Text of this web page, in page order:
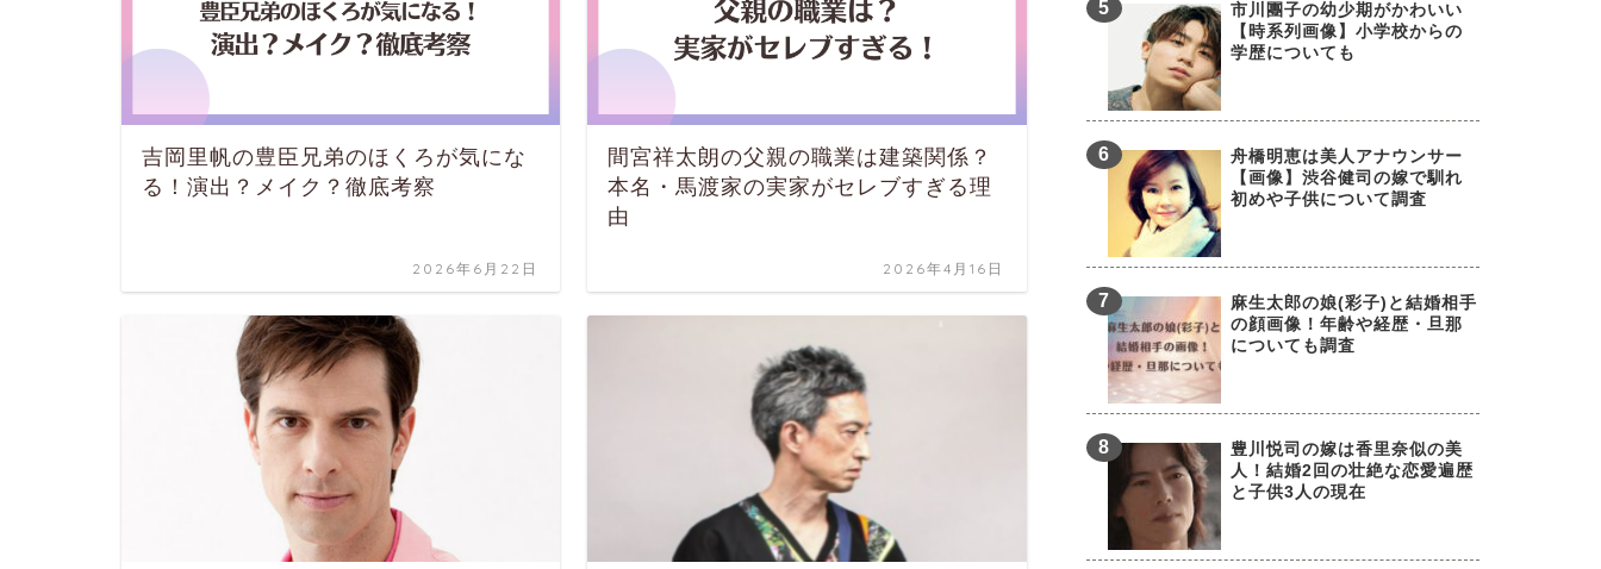
吉岡里帆の豊臣兄弟のほくろが気にな
る！演出？メイク？徹底考察
2026年6月22日
間宮祥太朗の父親の職業は建築関係？
本名・馬渡家の実家がセレブすぎる理
由
2026年4月16日
市川團子の幼少期がかわいい
【時系列画像】小学校からの
学歴についても
舟橋明恵は美人アナウンサー
【画像】渋谷健司の嫁で馴れ
初めや子供について調査
麻生太郎の娘(彩子)と結婚相手
の顔画像！年齢や経歴・旦那
についても調査
豊川悦司の嫁は香里奈似の美
人！結婚2回の壮絶な恋愛遍歴
と子供3人の現在